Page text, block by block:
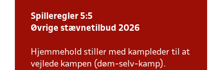
Spilleregler 5:5
Øvrige stævnetilbud 2026
Hjemmehold stiller med kampleder til at
vejlede kampen (døm-selv-kamp).